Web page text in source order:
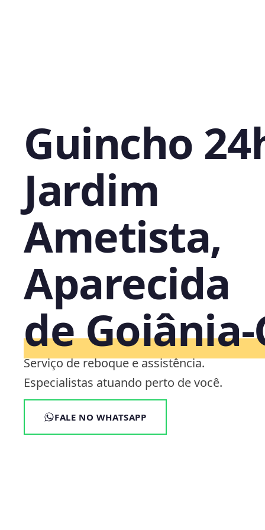
Guincho
Jardim
Ametista,
Aparecida
de
Serviço de reboque e assistência.
Especialistas atuando perto de você.
FALE NO WHATSAPP